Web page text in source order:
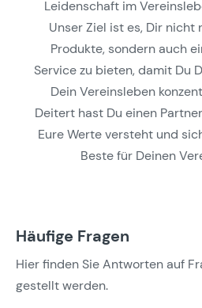
Leidenschaft im
Unser Ziel ist es, Dir nicht
Produkte, sondern auch
Service zu bieten, damit Du
Dein Vereinsleben
Deitert hast Du einen
Eure Werte versteht und
Beste für Deinen
Häufige Fragen
Hier finden Sie Antworten auf
gestellt werden.